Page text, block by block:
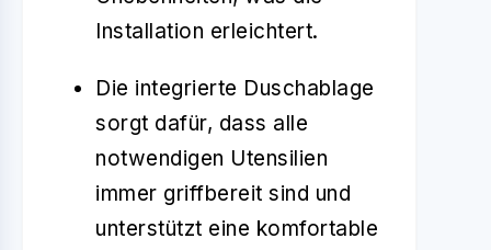
Installation erleichtert.
Die integrierte Duschablage
sorgt dafür, dass alle
notwendigen Utensilien
immer griffbereit sind und
unterstützt eine komfortable